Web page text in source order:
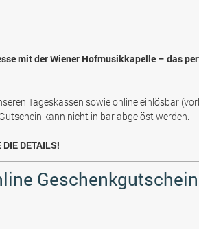
mit der Wiener Hofmusikkapelle – das
Tageskassen sowie online einlösbar
kann nicht in bar abgelöst werden.
DETAILS!